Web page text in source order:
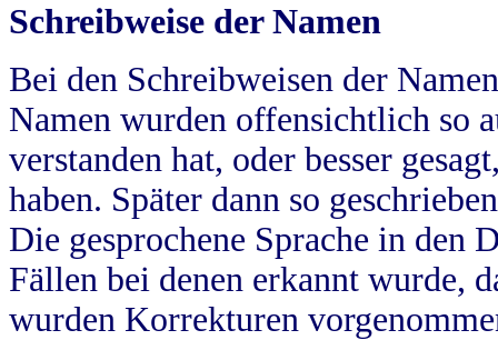
Schreibweise der Namen
Bei den Schreibweisen der
Namen wurden offensichtlich so
verstanden hat, oder besser
haben. Später dann so
Die gesprochene Sprache in
Fällen bei denen erkannt wurde,
wurden Korrekturen